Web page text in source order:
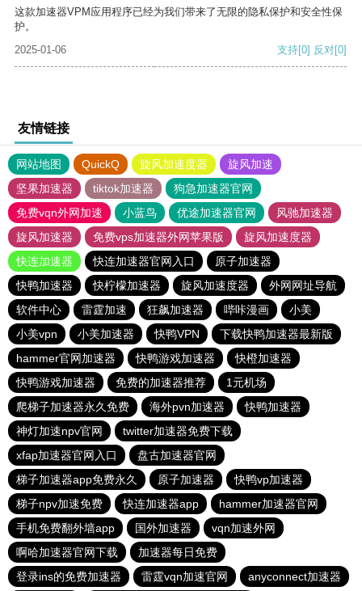
这款加速器VPM应用程序已经为我们带来了无限的隐私保护和安全性保
护。
2025-01-06
支持[0] 反对[0]
友情链接
网站地图 QuickQ 旋风加速度器
旋风加速
坚果加速器
tiktok加速器
狗急加速器官网
免费vqn外网加速
小蓝鸟 优途加速器官网
风驰加速器
旋风加速器
免费vps加速器外网苹果版
旋风加速度器
快连加速器
快连加速器官网入口
原子加速器
快鸭加速器
快柠檬加速器 旋风加速度器
外网网址导航
软件中心
雷霆加速 狂飙加速器 哔咔漫画
小美
小美vpn
小美加速器 快鸭VPN
下载快鸭加速器最新版
hammer官网加速器
快鸭游戏加速器
快橙加速器
快鸭游戏加速器
免费的加速器推荐
1元机场
爬梯子加速器永久免费
海外pvn加速器
快鸭加速器
神灯加速npv官网
twitter加速器免费下载
xfap加速器官网入口
盘古加速器官网
梯子加速器app免费永久
原子加速器
快鸭vp加速器
梯子npv加速免费
快连加速器app
hammer加速器官网
手机免费翻外墙app
国外加速器
vqn加速外网
啊哈加速器官网下载
加速器每日免费
登录ins的免费加速器
雷霆vqn加速官网 anyconnect加速器